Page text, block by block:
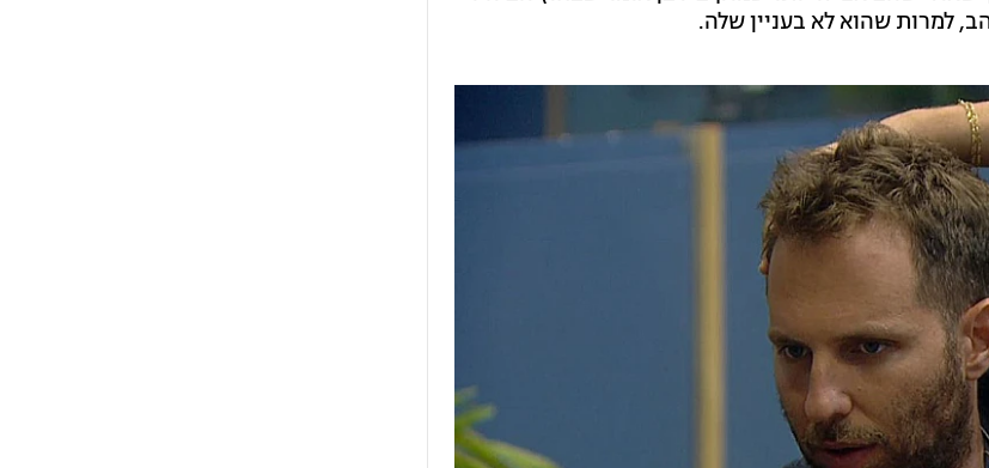
למרות שהוא לא בעניין שלה.